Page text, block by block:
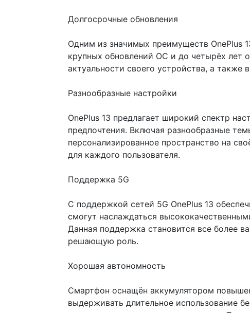
Долгосрочные обновления
Одним из значимых преимуществ OnePlus
крупных обновлений ОС и до четырёх лет
актуальности своего устройства, а
Разнообразные настройки
OnePlus 13 предлагает широкий спектр
предпочтения. Включая разнообразные
персонализированное пространство на
для каждого пользователя.
Поддержка 5G
С поддержкой сетей 5G OnePlus 13
смогут наслаждаться
Данная поддержка становится все более
решающую роль.
Хорошая автономность
Смартфон оснащён аккумулятором
выдерживать длительное использование